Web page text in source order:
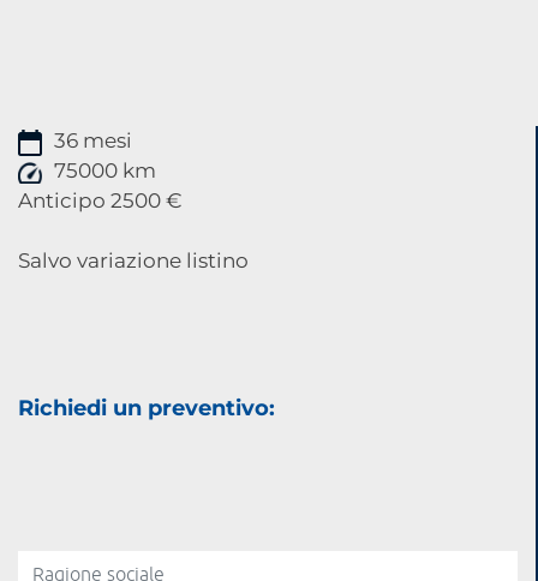
36 mesi
75000 km
Anticipo 2500 €
Salvo variazione listino
Richiedi un preventivo: